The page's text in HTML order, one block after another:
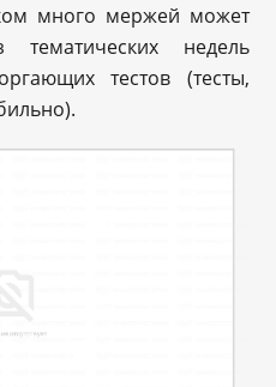
много мержей может
недель
тестов (тесты,